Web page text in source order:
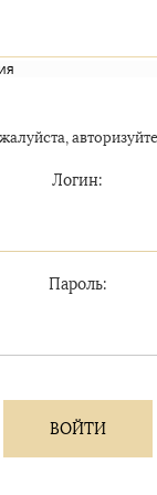
Логин:
Пароль: